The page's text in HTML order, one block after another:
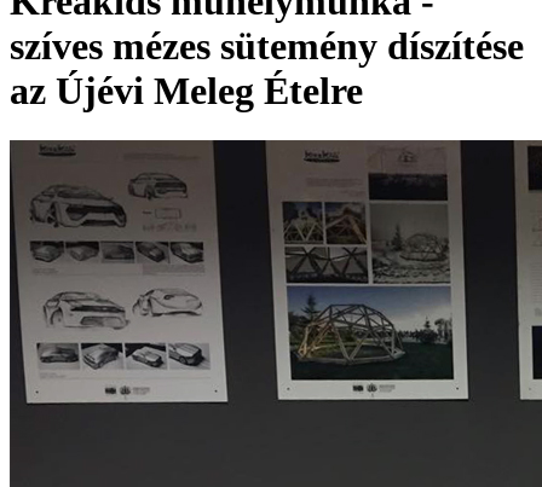
szíves mézes sütemény díszítése
az Újévi Meleg Ételre